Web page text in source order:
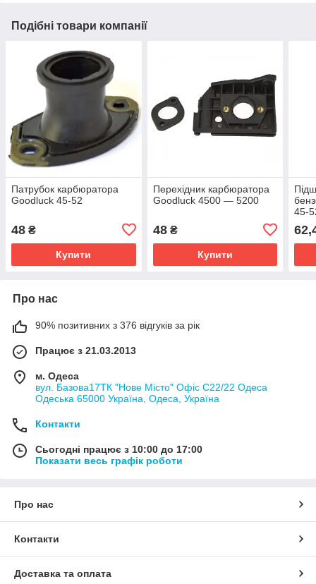
Подібні товари компанії
Патрубок карбюратора
Goodluck 45-52
48 ₴
Купити
Перехідник карбюратора
Goodluck 4500 — 5200
48₴
Купити
45-
Про нас
90% позитивних з 376 відгуків за рік
Працює з 21.03.2013
м. Одеса
вул. Базова17ТК "Нове Місто" Офіс С22/22 Одеса
Одеська 65000 Україна, Одеса, Україна
Контакти
Сьогодні працює з 10:00 до 17:00
Показати весь графік роботи
Про нас
Контакти
Доставка та оплата